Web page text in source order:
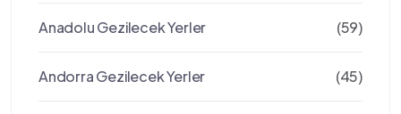
Anadolu Gezilecek Yerler (59)
Andorra Gezilecek Yerler (45)